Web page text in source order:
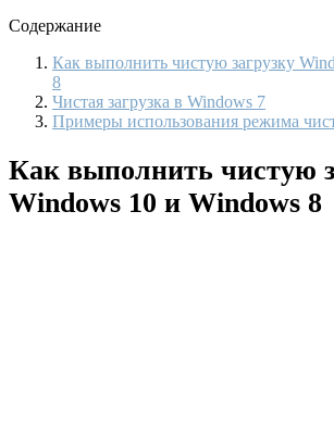
Содержание
Как выполнить чистую загрузку
8
Чистая загрузка в Windows 7
Примеры использования режима
Как выполнить чистую
Windows 10 и Windows 8